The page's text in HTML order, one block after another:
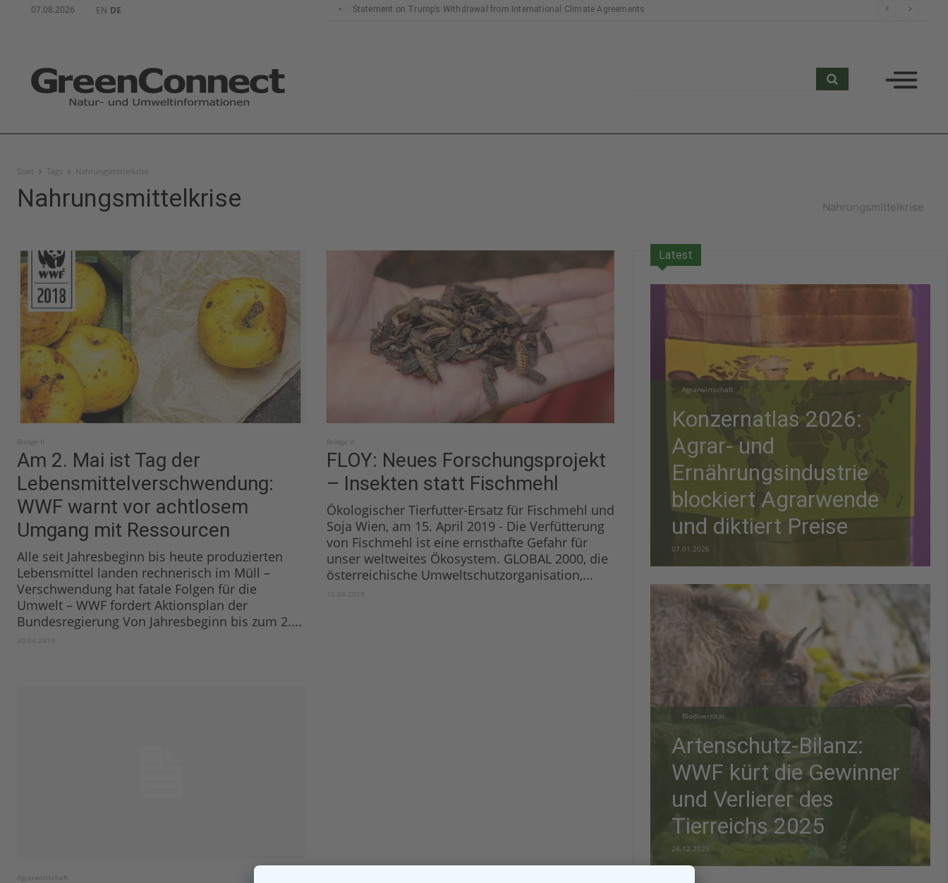
07.08.2026 EN DE Statement on Trump’s Withdrawal from International Climate Agreements
Start Tags Nahrungsmittelkrise
Nahrungsmittelkrise Nahrungsmittelkrise
Bridge II
Am 2. Mai ist Tag der
Lebensmittelverschwendung:
WWF warnt vor achtlosem
Umgang mit Ressourcen
Alle seit Jahresbeginn bis heute produzierten
Lebensmittel landen rechnerisch im Müll –
Verschwendung hat fatale Folgen für die
Umwelt – WWF fordert Aktionsplan der
Bundesregierung Von Jahresbeginn bis zum 2....
30.04.2019
Bridge II
FLOY: Neues Forschungsprojekt
– Insekten statt Fischmehl
Ökologischer Tierfutter-Ersatz für Fischmehl und
Soja Wien, am 15. April 2019 - Die Verfütterung
von Fischmehl ist eine ernsthafte Gefahr für
unser weltweites Ökosystem. GLOBAL 2000, die
österreichische Umweltschutzorganisation,...
15.04.2019
Agrarwirtschaft
Latest
Agrarwirtschaft
Konzernatlas 2026:
Agrar- und
Ernährungsindustrie
blockiert Agrarwende
und diktiert Preise
07.01.2026
Biodiversität
Artenschutz-Bilanz:
WWF kürt die Gewinner
und Verlierer des
Tierreichs 2025
28.12.2025